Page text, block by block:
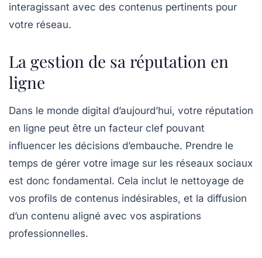
interagissant avec des contenus pertinents pour
votre réseau.
La gestion de sa réputation en
ligne
Dans le monde digital d’aujourd’hui, votre réputation
en ligne peut être un facteur clef pouvant
influencer les décisions d’embauche. Prendre le
temps de gérer votre image sur les réseaux sociaux
est donc fondamental. Cela inclut le nettoyage de
vos profils de contenus indésirables, et la diffusion
d’un contenu aligné avec vos aspirations
professionnelles.